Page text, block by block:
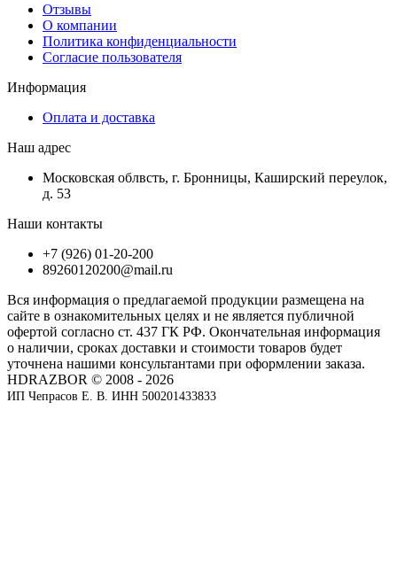
Отзывы
О компании
Политика конфиденциальности
Согласие пользователя
Информация
Оплата и доставка
Наш адрес
Московская облвсть, г. Бронницы, Каширский переулок,
д. 53
Наши контакты
+7 (926) 01-20-200
89260120200@mail.ru
Вся информация о предлагаемой продукции размещена на
сайте в ознакомительных целях и не является публичной
офертой согласно ст. 437 ГК РФ. Окончательная информация
о наличии, сроках доставки и стоимости товаров будет
уточнена нашими консультантами при оформлении заказа.
HDRAZBOR © 2008 - 2026
ИП Чепрасов Е. В. ИНН 500201433833